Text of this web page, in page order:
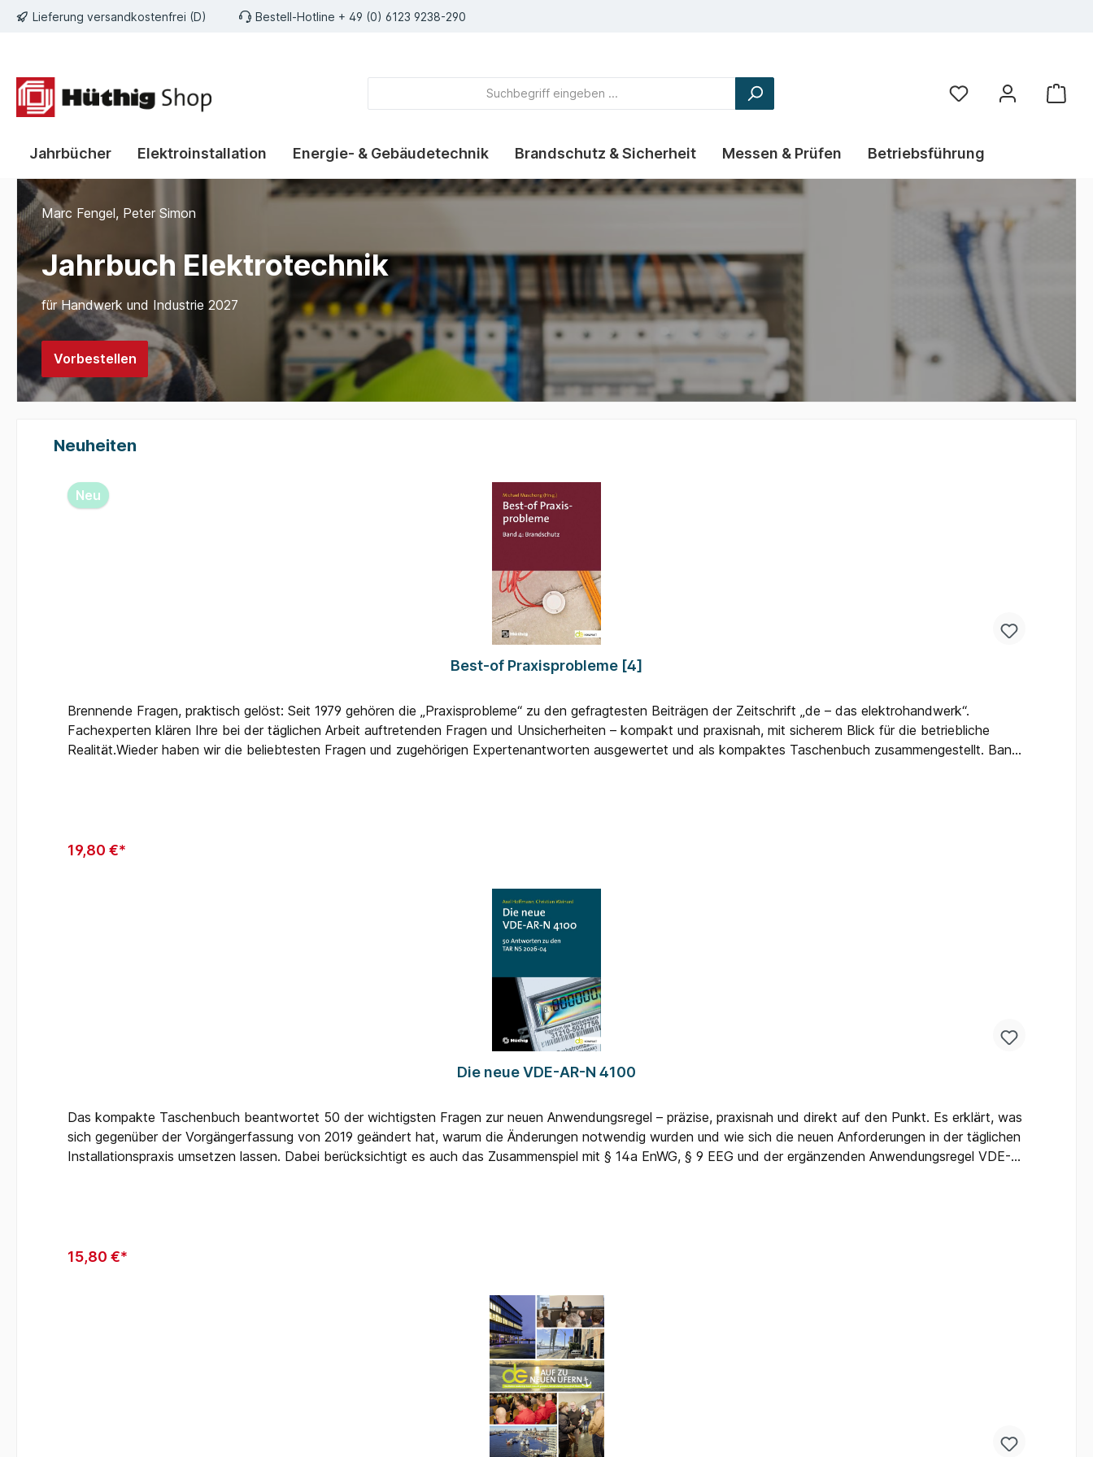
Hauptinhalt springen
Zur Suche springen
Zur Hauptnavigation springen
Lieferung versandkostenfrei (D) Bestell-Hotline + 49 (0) 6123 9238-290
Jahrbücher Elektroinstallation Energie- & Gebäudetechnik Brandschutz & Sicherheit Messen & Prüfen Betriebsführung
Slider überspringen
Marc Fengel, Peter Simon
Jahrbuch Elektrotechnik
für Handwerk und Industrie 2027
Vorbestellen
Produktgalerie überspringen
Neuheiten
Neu
Best-of Praxisprobleme [4]
Brennende Fragen, praktisch gelöst: Seit 1979 gehören die „Praxisprobleme“ zu den gefragtesten Beiträgen der Zeitschrift „de – das elektrohandwerk“.
Fachexperten klären Ihre bei der täglichen Arbeit auftretenden Fragen und Unsicherheiten – kompakt und praxisnah, mit sicherem Blick für die betriebliche
Realität.Wieder haben wir die beliebtesten Fragen und zugehörigen Expertenantworten ausgewertet und als kompaktes Taschenbuch zusammengestellt. Band
19,80 €*
Die neue VDE-AR-N 4100
Das kompakte Taschenbuch beantwortet 50 der wichtigsten Fragen zur neuen Anwendungsregel – präzise, praxisnah und direkt auf den Punkt. Es erklärt, was
sich gegenüber der Vorgängerfassung von 2019 geändert hat, warum die Änderungen notwendig wurden und wie sich die neuen Anforderungen in der täglichen
Installationspraxis umsetzen lassen. Dabei berücksichtigt es auch das Zusammenspiel mit § 14a EnWG, § 9 EEG und der ergänzenden Anwendungsregel VDE-
15,80 €*